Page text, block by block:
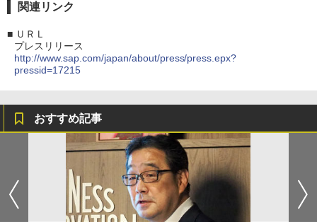
関連リンク
■ ＵＲＬ
プレスリリース
http://www.sap.com/japan/about/press/press.epx?
pressid=17215
おすすめ記事